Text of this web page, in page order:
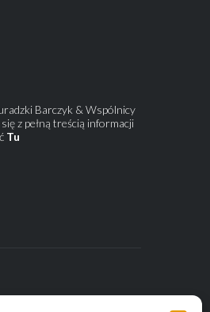
Barczyk & Wspólnicy
z pełną treścią informacji
Tu